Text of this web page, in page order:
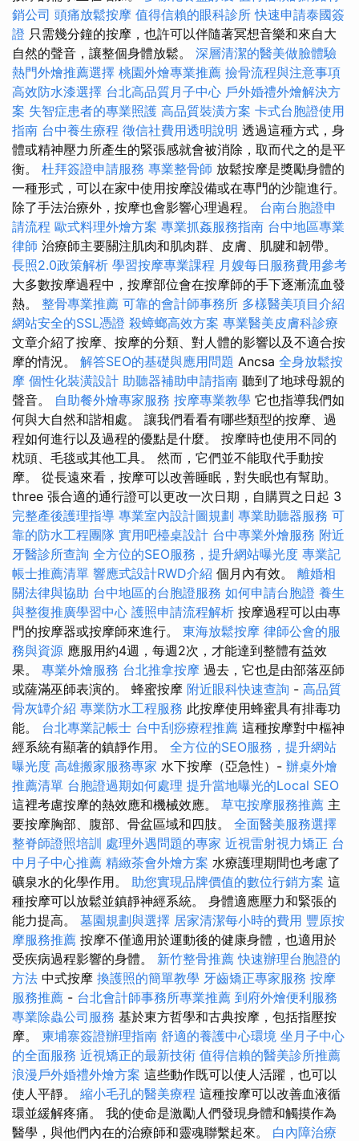
銷公司 頭痛放鬆按摩 值得信賴的眼科診所 快速申請泰國簽
證 只需幾分鐘的按摩，也許可以伴隨著冥想音樂和來自大
自然的聲音，讓整個身體放鬆。 深層清潔的醫美做臉體驗
熱門外燴推薦選擇 桃園外燴專業推薦 撿骨流程與注意事項
高效防水漆選擇 台北高品質月子中心 戶外婚禮外燴解決方
案 失智症患者的專業照護 高品質裝潢方案 卡式台胞證使用
指南 台中養生療程 徵信社費用透明說明 透過這種方式，身
體或精神壓力所產生的緊張感就會被消除，取而代之的是平
衡。 杜拜簽證申請服務 專業整骨師 放鬆按摩是獎勵身體的
一種形式，可以在家中使用按摩設備或在專門的沙龍進行。
除了手法治療外，按摩也會影響心理過程。 台南台胞證申
請流程 歐式料理外燴方案 專業抓姦服務指南 台中地區專業
律師 治療師主要關注肌肉和肌肉群、皮膚、肌腱和韌帶。
長照2.0政策解析 學習按摩專業課程 月嫂每日服務費用參考
大多數按摩過程中，按摩部位會在按摩師的手下逐漸流血發
熱。 整骨專業推薦 可靠的會計師事務所 多樣醫美項目介紹
網站安全的SSL憑證 殺蟑螂高效方案 專業醫美皮膚科診療
文章介紹了按摩、按摩的分類、對人體的影響以及不適合按
摩的情況。 解答SEO的基礎與應用問題 Ancsa 全身放鬆按
摩 個性化裝潢設計 助聽器補助申請指南 聽到了地球母親的
聲音。 自助餐外燴專家服務 按摩專業教學 它也指導我們如
何與大自然和諧相處。 讓我們看看有哪些類型的按摩、過
程如何進行以及過程的優點是什麼。 按摩時也使用不同的
枕頭、毛毯或其他工具。 然而，它們並不能取代手動按
摩。 從長遠來看，按摩可以改善睡眠，對失眠也有幫助。
three 張合適的通行證可以更改一次日期，自購買之日起 3
完整產後護理指導 專業室內設計圖規劃 專業助聽器服務 可
靠的防水工程團隊 實用吧檯桌設計 台中專業外燴服務 附近
牙醫診所查詢 全方位的SEO服務，提升網站曝光度 專業記
帳士推薦清單 響應式設計RWD介紹 個月內有效。 離婚相
關法律與協助 台中地區的台胞證服務 如何申請台胞證 養生
與整復推廣學習中心 護照申請流程解析 按摩過程可以由專
門的按摩器或按摩師來進行。 東海放鬆按摩 律師公會的服
務與資源 應服用約4週，每週2次，才能達到整體有益效
果。 專業外燴服務 台北推拿按摩 過去，它也是由部落巫師
或薩滿巫師表演的。 蜂蜜按摩 附近眼科快速查詢 - 高品質
骨灰罈介紹 專業防水工程服務 此按摩使用蜂蜜具有排毒功
能。 台北專業記帳士 台中刮痧療程推薦 這種按摩對中樞神
經系統有顯著的鎮靜作用。 全方位的SEO服務，提升網站
曝光度 高雄搬家服務專家 水下按摩（亞急性）- 辦桌外燴
推薦清單 台胞證過期如何處理 提升當地曝光的Local SEO
這裡考慮按摩的熱效應和機械效應。 草屯按摩服務推薦 主
要按摩胸部、腹部、骨盆區域和四肢。 全面醫美服務選擇
整脊師證照培訓 處理外遇問題的專家 近視雷射視力矯正 台
中月子中心推薦 精緻茶會外燴方案 水療護理期間也考慮了
礦泉水的化學作用。 助您實現品牌價值的數位行銷方案 這
種按摩可以放鬆並鎮靜神經系統。 身體適應壓力和緊張的
能力提高。 墓園規劃與選擇 居家清潔每小時的費用 豐原按
摩服務推薦 按摩不僅適用於運動後的健康身體，也適用於
受疾病過程影響的身體。 新竹整骨推薦 快速辦理台胞證的
方法 中式按摩 換護照的簡單教學 牙齒矯正專家服務 按摩
服務推薦 - 台北會計師事務所專業推薦 到府外燴便利服務
專業除蟲公司服務 基於東方哲學和古典按摩，包括指壓按
摩。 柬埔寨簽證辦理指南 舒適的養護中心環境 坐月子中心
的全面服務 近視矯正的最新技術 值得信賴的醫美診所推薦
浪漫戶外婚禮外燴方案 這些動作既可以使人活躍，也可以
使人平靜。 縮小毛孔的醫美療程 這種按摩可以改善血液循
環並緩解疼痛。 我的使命是激勵人們發現身體和觸摸作為
醫學，與他們內在的治療師和靈魂聯繫起來。 白內障治療